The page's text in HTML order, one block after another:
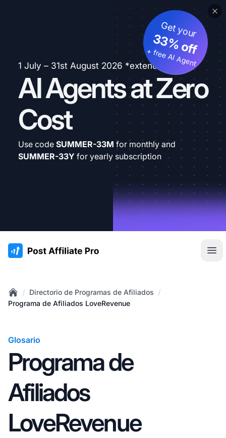
1 July – 31st August 2026 *extended
AI Agents at Zero
Cost
Get your
33% off
+ free AI Agent
Use code SUMMER-33M for monthly and
SUMMER-33Y for yearly subscription
:site.title
Home
/ Directorio de Programas de Afiliados /
Programa de Afiliados LoveRevenue
Glosario
Programa de
Afiliados
LoveRevenue